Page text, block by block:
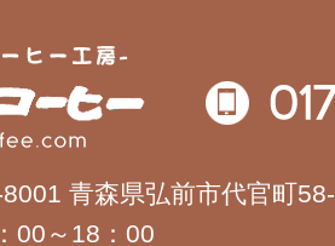
青森県弘前市代官町
00～18：00